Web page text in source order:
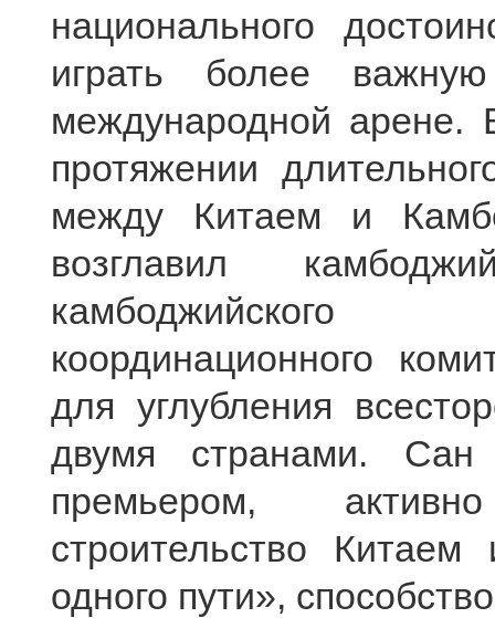
национального
играть более
международной арене.
протяжении
между Китаем и
возглавил
камбоджийского
координационного
для углубления
двумя странами. Сан
премьером,
строительство
одного пути»,